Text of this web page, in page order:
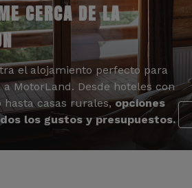
CERCA DE LA
el alojamiento perfecto para
MotorLand. Desde hoteles con
hasta casas rurales,opciones
los gustos y presupuestos.